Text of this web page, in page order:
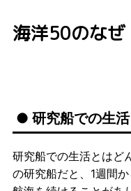
海洋50のなぜ
● 研究船での生
研究船での生活とはど
の研究船だと、1週間